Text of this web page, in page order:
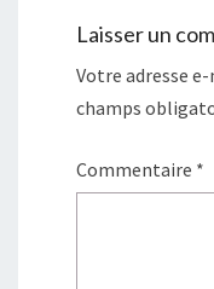
Laisser un
Votre adresse
champs
Commentaire *